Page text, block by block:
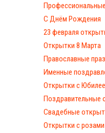
С Днём Рождения
23 февраля
Открытки 8 Марта
Православные
Именные
Открытки с
Поздравительные
Свадебные
Открытки с розами